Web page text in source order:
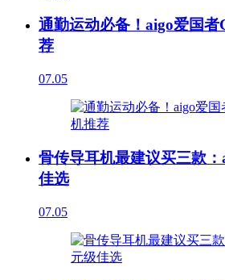
通勤运动必备！aigo爱国
荐
07.05
骨传导耳机最建议买三款
佳选
07.05